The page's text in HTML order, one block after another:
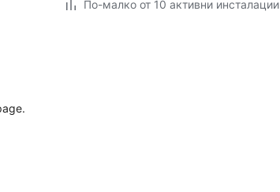
По-малко от 10 активни инсталации